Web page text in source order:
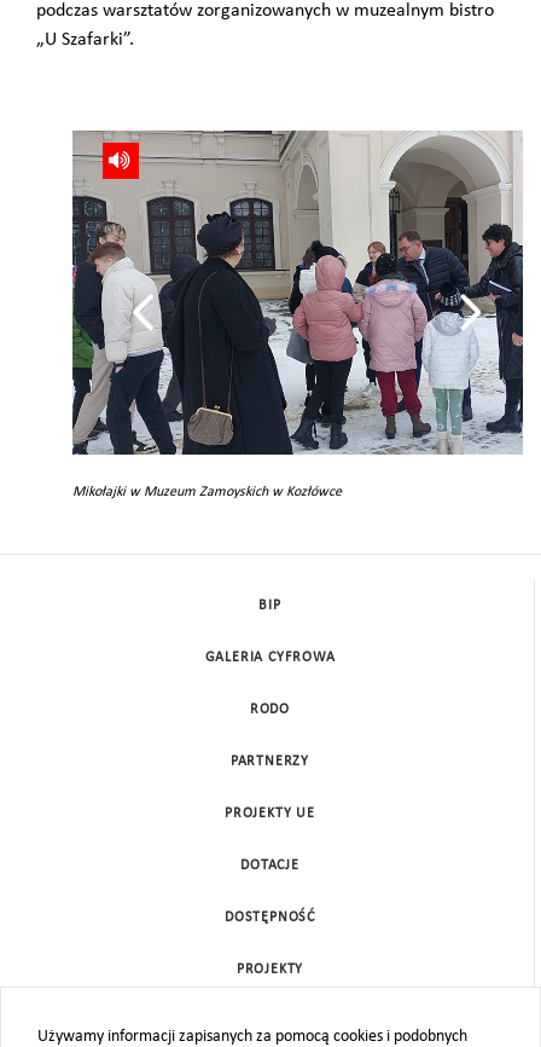
podczas warsztatów zorganizowanych w muzealnym bistro
„U Szafarki”.
Mikołajki w Muzeum Zamoyskich w Kozłówce
Używamy informacji zapisanych za pomocą cookies i podobnych
BIP
GALERIA CYFROWA
RODO
PARTNERZY
PROJEKTY UE
DOTACJE
DOSTĘPNOŚĆ
PROJEKTY